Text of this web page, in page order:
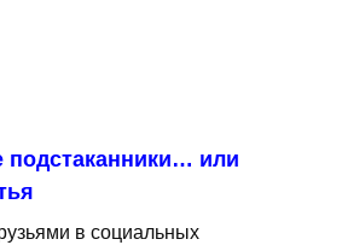
или
в социальных